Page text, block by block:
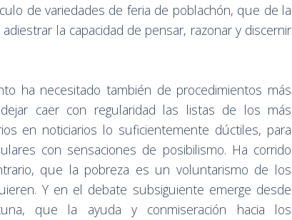
de variedades de feria de poblachón, que de la
la capacidad de pensar, razonar y discernir
ha necesitado también de procedimientos más
caer con regularidad las listas de los más
en noticiarios lo suficientemente dúctiles, para
con sensaciones de posibilismo. Ha corrido
que la pobreza es un voluntarismo de los
Y en el debate subsiguiente emerge desde
que la ayuda y conmiseración hacia los